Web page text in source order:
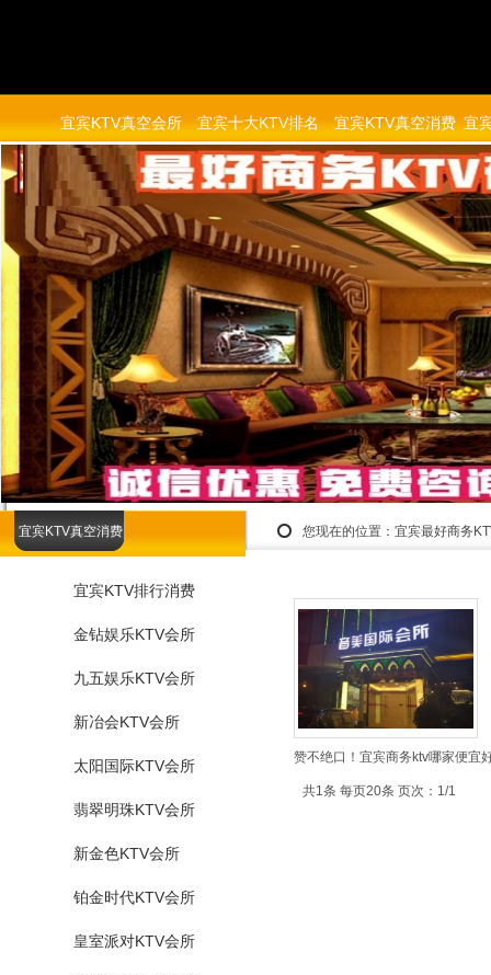
宜宾KTV真空会所 宜宾十大KTV排名 宜宾KTV真空消费 宜
您现在的位置： 宜宾最好商务
宜宾KTV真空消费
宜宾KTV排行消费
金钻娱乐KTV会所
九五娱乐KTV会所
新冶会KTV会所
太阳国际KTV会所
翡翠明珠KTV会所
新金色KTV会所
铂金时代KTV会所
皇室派对KTV会所
赞不绝口！宜宾商务ktv哪家便宜
共1条 每页20条 页次：1/1